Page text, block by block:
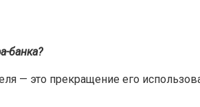
банка?
— это прекращение его